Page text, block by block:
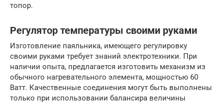
топор.
Регулятор температуры своими руками
Изготовление паяльника, имеющего регулировку
своими руками требует знаний электротехники. При
наличии опыта, предлагается изготовить механизм из
обычного нагревательного элемента, мощностью 60
Ватт. Качественные соединения могут быть выполнены
только при использовании балансира величины